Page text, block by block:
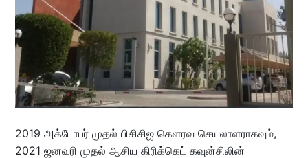
2019 அக்டோபர் முதல் பிசிசிஐ கெளரவ செயலாளராகவும்,
2021 ஜனவரி முதல் ஆசிய கிரிக்கெட் கவுன்சிலின்